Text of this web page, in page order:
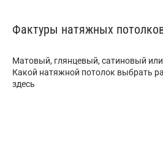
Фактуры натяжных
Матовый, глянцевый, сатиновый
Какой натяжной потолок выбрать
здесь